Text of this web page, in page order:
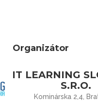
Organizátor
IT LEARNING
S.R.O.
Kominárska 2,4,